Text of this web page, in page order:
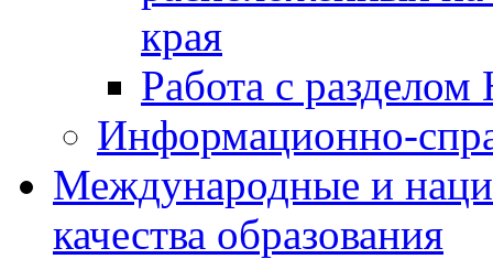
края
Работа с
Информационно-
Международные и
качества образования